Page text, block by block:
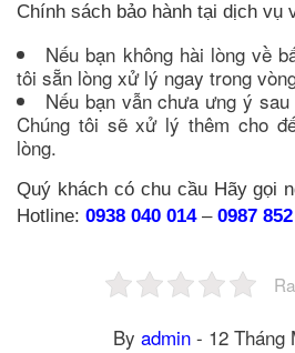
Chính sách bảo hành tại dịch vụ
Nếu bạn không hài lòng về
tôi sẵn lòng xử lý ngay trong
Nếu bạn vẫn chưa ưng ý
Chúng tôi sẽ xử lý thêm cho
lòng.
Quý khách có chu cầu Hãy gọi
Hotline: 0938 040 014– 0987
By admin - 12 Tháng